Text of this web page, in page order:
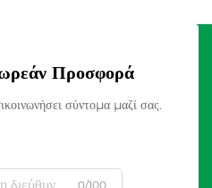
Προσφορά
σύντομα μαζί σας.
0/100